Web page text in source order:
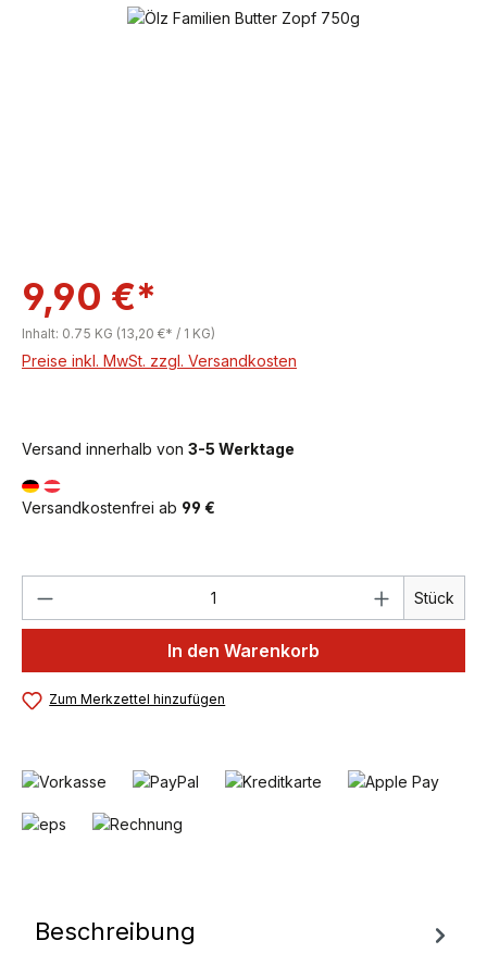
Bildergalerie überspringen
9,90 €*
Inhalt: 0.75 KG (13,20 €* / 1 KG)
Preise inkl. MwSt. zzgl. Versandkosten
Versand innerhalb von 3-5 Werktage
Versandkostenfrei ab 99 €
Produkt Anzahl: Gib den Stück
In den Warenkorb
Zum Merkzettel hinzufügen
Beschreibung